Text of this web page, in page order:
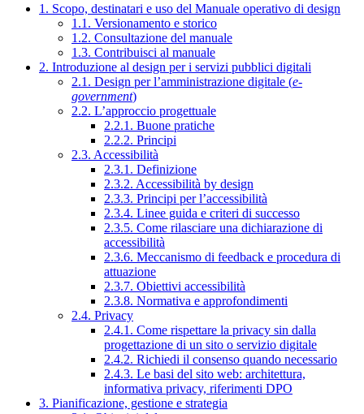
1. Scopo, destinatari e uso del Manuale operativo di design
1.1. Versionamento e storico
1.2. Consultazione del manuale
1.3. Contribuisci al manuale
2. Introduzione al design per i servizi pubblici digitali
2.1. Design per l’amministrazione digitale (e-
government)
2.2. L’approccio progettuale
2.2.1. Buone pratiche
2.2.2. Principi
2.3. Accessibilità
2.3.1. Definizione
2.3.2. Accessibilità by design
2.3.3. Principi per l’accessibilità
2.3.4. Linee guida e criteri di successo
2.3.5. Come rilasciare una dichiarazione di
accessibilità
2.3.6. Meccanismo di feedback e procedura di
attuazione
2.3.7. Obiettivi accessibilità
2.3.8. Normativa e approfondimenti
2.4. Privacy
2.4.1. Come rispettare la privacy sin dalla
progettazione di un sito o servizio digitale
2.4.2. Richiedi il consenso quando necessario
2.4.3. Le basi del sito web: architettura,
informativa privacy, riferimenti DPO
3. Pianificazione, gestione e strategia